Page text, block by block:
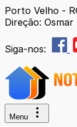
Porto Velho -
Direção: Osmar
Siga-nos:
Menu